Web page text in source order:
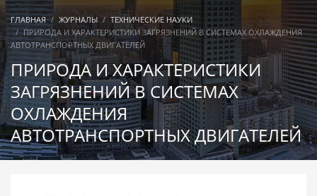
ГЛАВНАЯ ЖУРНАЛЫ
ТЕХНИЧЕСКИЕ НАУКИ
ПРИРОДА И ХАРАКТЕРИСТИКИ ЗАГРЯЗНЕНИЙ В СИСТЕМАХ ОХЛАЖДЕНИЯ
АВТОТРАНСПОРТНЫХ ДВИГАТЕЛЕЙ
ПРИРОДА И ХАРАКТЕРИСТИКИ
ЗАГРЯЗНЕНИЙ В СИСТЕМАХ
ОХЛАЖДЕНИЯ
АВТОТРАНСПОРТНЫХ ДВИГАТЕЛЕЙ